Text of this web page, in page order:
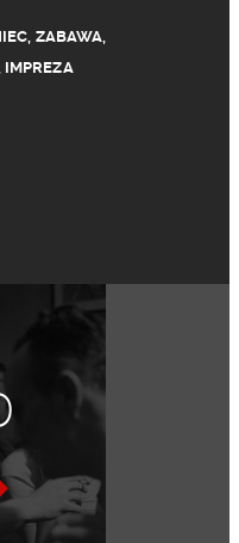
, ZABAWA,
IMPREZA